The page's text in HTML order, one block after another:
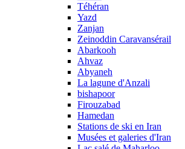
Téhéran
Yazd
Zanjan
Zeinoddin Caravansérail
Abarkooh
Ahvaz
Abyaneh
La lagune d'Anzali
bishapoor
Firouzabad
Hamedan
Stations de ski en Iran
Musées et galeries d'Iran